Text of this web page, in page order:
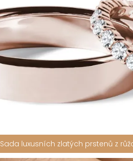
Sada luxusních zlatých prstenů z